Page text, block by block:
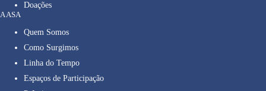
Doações
A ASA
Quem Somos
Como Surgimos
Linha do Tempo
Espaços de Participação